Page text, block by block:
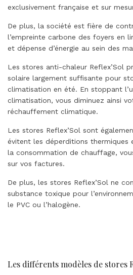
exclusivement française et sur
De plus, la société est fière de
l’empreinte carbone des foyers en
et dépense d’énergie au sein des
Les stores anti-chaleur Reflex’Sol
solaire largement suffisante pour
climatisation en été. En stoppant
climatisation, vous diminuez ainsi
réchauffement climatique.
Les stores Reflex’Sol sont
évitent les déperditions thermiques
la consommation de chauffage,
sur vos factures.
De plus, les stores Reflex’Sol ne
substance toxique pour
le PVC ou l’halogène.
Les différents modèles de stores